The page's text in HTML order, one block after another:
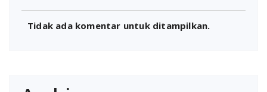
Tidak ada komentar untuk ditampilkan.